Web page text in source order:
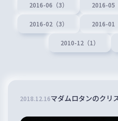
2016-06（3） 2016-05
2016-02（3） 2016-01
2010-12（1）
2018.12.16マダムロタンのクリ